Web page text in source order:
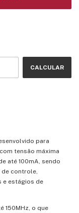
CALCULAR
para
tensão máxima
até 100mA, sendo
controle,
e estágios de
150MHz, o que